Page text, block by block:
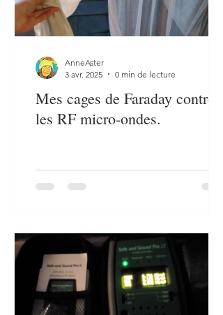
Mes cages de Faraday contre
les RF micro-ondes.
AnneAster
3 avr. 2025
0 min de lecture